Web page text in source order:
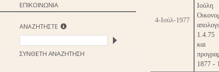
ΕΠΙΚΟΙΝΩΝΙΑ
ΑΝΑΖΗΤΗΣΤΕ
ΣΥΝΘΕΤΗ ΑΝΑΖΗΤΗΣΗ
4-Ιούλ-1977
και
1877 -